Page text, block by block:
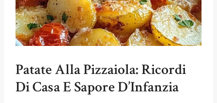
Patate Alla Pizzaiola: Ricordi
Di Casa E Sapore D’Infanzia